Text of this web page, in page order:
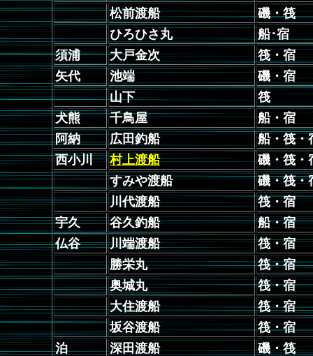
松前渡船
磯・筏
ひろひさ丸
船･宿
須浦
大戸金次
筏・宿
矢代
池端
磯・宿
山下
筏
犬熊
千鳥屋
船・宿
阿納
広田釣船
船・筏・
西小川
村上渡船
磯・筏・
すみや渡船
磯・筏・
川代渡船
筏・宿
宇久
谷久釣船
船・宿
仏谷
川端渡船
筏・宿
勝栄丸
筏・宿
奥城丸
筏・宿
大住渡船
筏・宿
坂谷渡船
筏・宿
泊
深田渡船
磯・筏